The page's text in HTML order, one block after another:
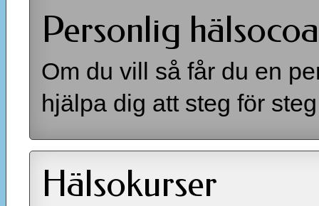
Personlig
Om du vill så får du en
hjälpa dig att steg för
Hälsokurser